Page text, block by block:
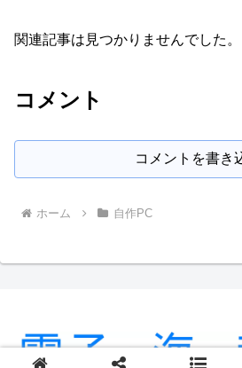
関連記事は見つかりませんでした。
コメント
コメントを書き
ホーム 自作PC